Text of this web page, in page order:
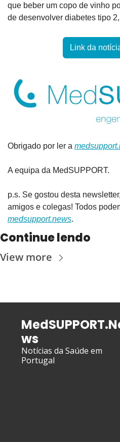
que beber um copo de vinho
de desenvolver diabetes tipo
Link da
Obrigado por ler a
A equipa da MedSUPPORT.
p.s. Se gostou desta
medsupport.news.
Continue lendo
View more
ws
Notícias da Saúde em
Portugal